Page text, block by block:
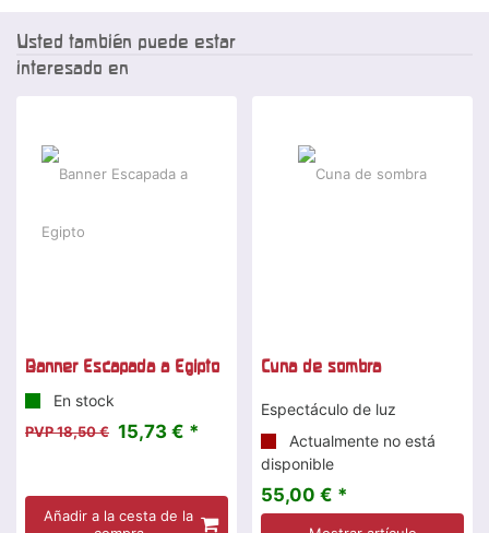
Usted también puede estar
interesado en
Banner Escapada a Egipto
En stock
PVP 18,50 € 15,73 € *
Añadir a la cesta de la
Cuna de sombra
Espectáculo de luz
Actualmente no está
disponible
55,00 € *